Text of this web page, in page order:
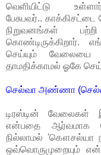
வெளியிட்டு
பேசுபவர்..
நிறுவனங்கள்
கொண்டிருக்கிறார்.
செய்யும் வேலையை
தாமதிக்காமல் ஓகே
செல்வா அண்ணா
டிரஸ்டின் வேலைகள்
என்பதை ஆர்வமாக
நில்லாமல் 'கௌசல்யா
ஒவ்வொருமுறையும்